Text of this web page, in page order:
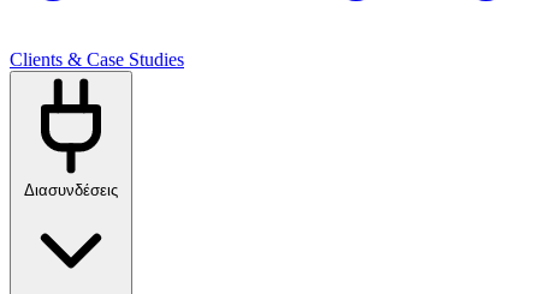
Clients & Case Studies
Διασυνδέσεις